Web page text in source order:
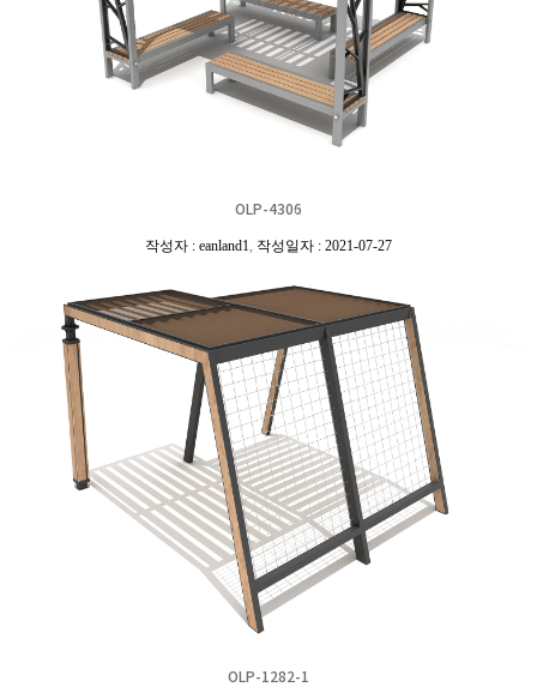
OLP-4306
작성자 : eanland1, 작성일자 : 2021-07-27
OLP-1282-1